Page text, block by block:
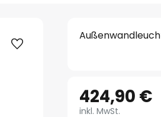
424,90 €
inkl. MwSt.